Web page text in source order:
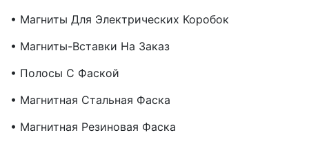
• Магниты Для Электрических Коробок
• Магниты-Вставки На Заказ
• Полосы С Фаской
• Магнитная Стальная Фаска
• Магнитная Резиновая Фаска